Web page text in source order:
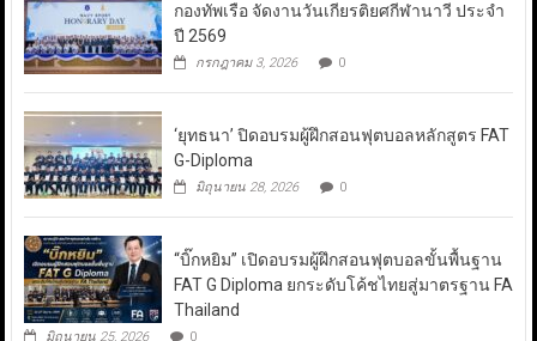
กองทัพเรือ จัดงานวันเกียรติยศกีฬานาวี ประจำ
ปี 2569
กรกฎาคม 3, 2026 0
‘ยุทธนา’ ปิดอบรมผู้ฝึกสอนฟุตบอลหลักสูตร FAT
G-Diploma
มิถุนายน 28, 2026 0
“บิ๊กหยิม” เปิดอบรมผู้ฝึกสอนฟุตบอลขั้นพื้นฐาน
FAT G Diploma ยกระดับโค้ชไทยสู่มาตรฐาน FA
Thailand
มิถุนายน 25, 2026 0